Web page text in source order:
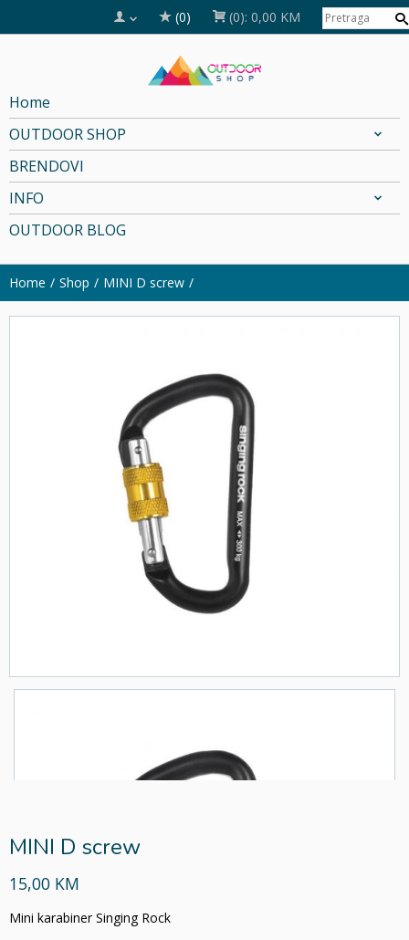
(0) (0): 0,00 KM
Home
OUTDOOR SHOP
BRENDOVI
INFO
OUTDOOR BLOG
Home Shop MINI D screw
MINI D screw
15,00 KM
Mini karabiner Singing Rock